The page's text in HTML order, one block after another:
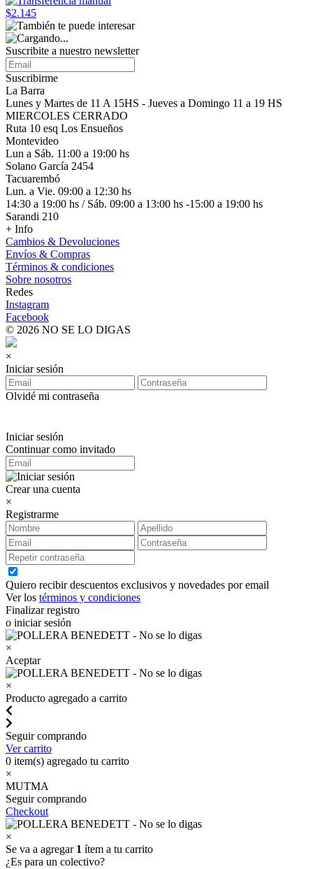
$2.145
Suscribite a nuestro newsletter
Suscribirme
La Barra
Lunes y Martes de 11 A 15HS - Jueves a Domingo 11 a 19 HS
MIERCOLES CERRADO
Ruta 10 esq Los Ensueños
Montevideo
Lun a Sáb. 11:00 a 19:00 hs
Solano García 2454
Tacuarembó
Lun. a Vie. 09:00 a 12:30 hs
14:30 a 19:00 hs / Sáb. 09:00 a 13:00 hs -15:00 a 19:00 hs
Sarandi 210
+ Info
Cambios & Devoluciones
Envíos & Compras
Términos & condiciones
Sobre nosotros
Redes
Instagram
Facebook
© 2026 NO SE LO DIGAS
×
Iniciar sesión
Olvidé mi contraseña
Iniciar sesión
Continuar como invitado
Crear una cuenta
×
Registrarme
Quiero recibir descuentos exclusivos y novedades por email
Ver los términos y condiciones
Finalizar registro
o iniciar sesión
×
Aceptar
×
Producto agregado a carrito
Seguir comprando
Ver carrito
0 item(s) agregado tu carrito
×
MUTMA
Seguir comprando
Checkout
×
Se va a agregar 1 ítem a tu carrito
¿Es para un colectivo?